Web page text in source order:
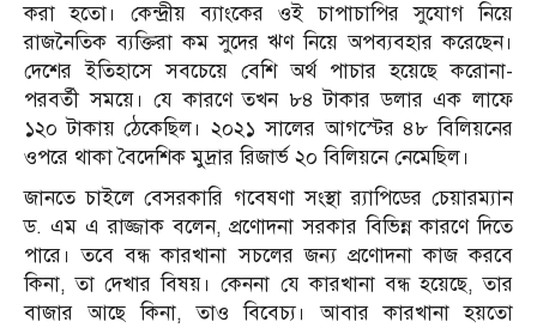
করা হতো। কেন্দ্রীয় ব্যাংকের ওই চাপাচাপির সুযোগ নিয়ে
রাজনৈতিক ব্যক্তিরা কম সুদের ঋণ নিয়ে অপব্যবহার করেছেন।
দেশের ইতিহাসে সবচেয়ে বেশি অর্থ পাচার হয়েছে করোনা-
পরবর্তী সময়ে। যে কারণে তখন ৮৪ টাকার ডলার এক লাফে
১২০ টাকায় ঠেকেছিল। ২০২১ সালের আগস্টের ৪৮ বিলিয়নের
ওপরে থাকা বৈদেশিক মুদ্রার রিজার্ভ ২০ বিলিয়নে নেমেছিল।
জানতে চাইলে বেসরকারি গবেষণা সংস্থা র‍্যাপিডের চেয়ারম্যান
ড. এম এ রাজ্জাক বলেন, প্রণোদনা সরকার বিভিন্ন কারণে দিতে
পারে। তবে বন্ধ কারখানা সচলের জন্য প্রণোদনা কাজ করবে
কিনা, তা দেখার বিষয়। কেননা যে কারখানা বন্ধ হয়েছে, তার
বাজার আছে কিনা, তাও বিবেচ্য। আবার কারখানা হয়তো